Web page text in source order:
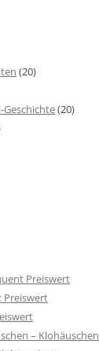
(20)
Geschichte(20)
Preiswert
Preiswert
– Klohäuschen